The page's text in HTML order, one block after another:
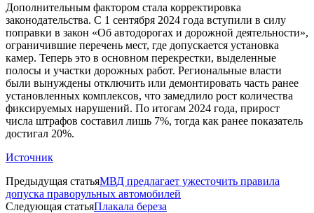
Дополнительным фактором стала корректировка
законодательства. С 1 сентября 2024 года вступили в силу
поправки в закон «Об автодорогах и дорожной деятельности»,
ограничившие перечень мест, где допускается установка
камер. Теперь это в основном перекрестки, выделенные
полосы и участки дорожных работ. Региональные власти
были вынуждены отключить или демонтировать часть ранее
установленных комплексов, что замедлило рост количества
фиксируемых нарушений. По итогам 2024 года, прирост
числа штрафов составил лишь 7%, тогда как ранее показатель
достигал 20%.
Источник
Предыдущая статьяМВД предлагает ужесточить правила
допуска праворульных автомобилей
Следующая статьяПлакала береза